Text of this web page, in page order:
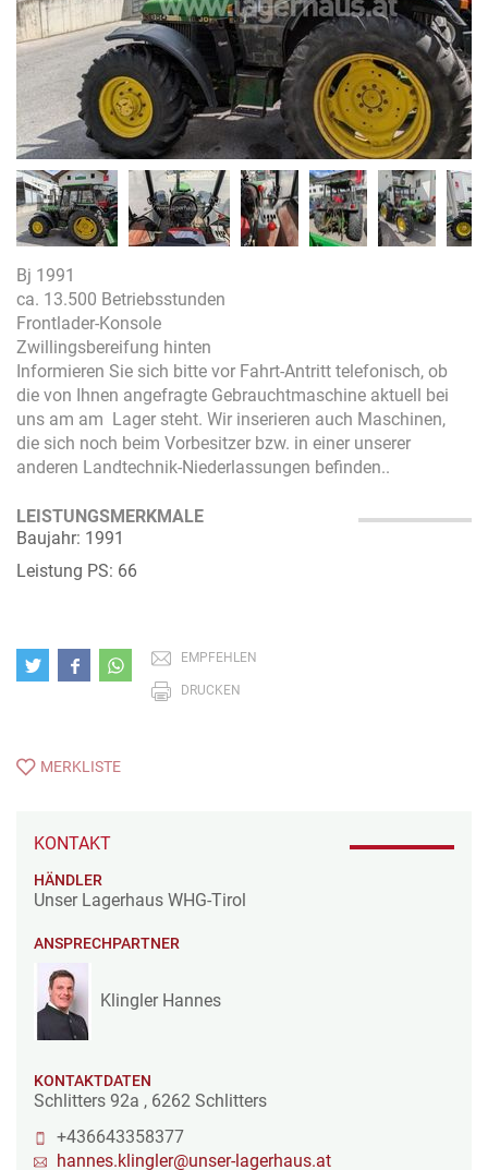
Bj 1991
ca. 13.500 Betriebsstunden
Frontlader-Konsole
Zwillingsbereifung hinten
Informieren Sie sich bitte vor Fahrt-Antritt telefonisch, ob
die von Ihnen angefragte Gebrauchtmaschine aktuell bei
uns am am Lager steht. Wir inserieren auch Maschinen,
die sich noch beim Vorbesitzer bzw. in einer unserer
anderen Landtechnik-Niederlassungen befinden..
LEISTUNGSMERKMALE
Baujahr: 1991
Leistung PS: 66
EMPFEHLEN
DRUCKEN
MERKLISTE
KONTAKT
HÄNDLER
Unser Lagerhaus WHG-Tirol
ANSPRECHPARTNER
Klingler Hannes
KONTAKTDATEN
Schlitters 92a , 6262 Schlitters
+436643358377
hannes.klingler@unser-lagerhaus.at